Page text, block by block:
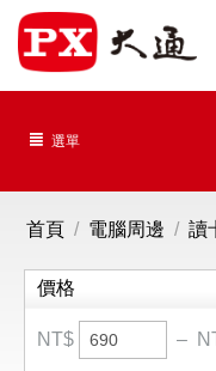
選單
首頁 / 電腦周邊 / 讀
價格
NT$ –